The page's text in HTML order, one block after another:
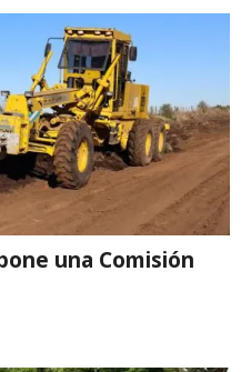
una Comisión